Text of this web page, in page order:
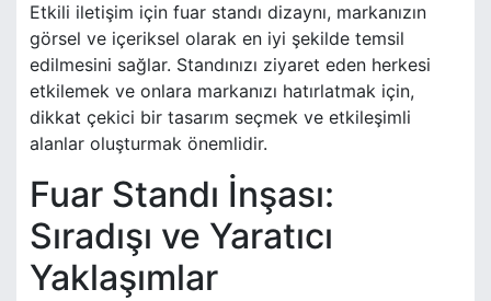
Etkili iletişim için fuar standı dizaynı, markanızın
görsel ve içeriksel olarak en iyi şekilde temsil
edilmesini sağlar. Standınızı ziyaret eden herkesi
etkilemek ve onlara markanızı hatırlatmak için,
dikkat çekici bir tasarım seçmek ve etkileşimli
alanlar oluşturmak önemlidir.
Fuar Standı İnşası:
Sıradışı ve Yaratıcı
Yaklaşımlar